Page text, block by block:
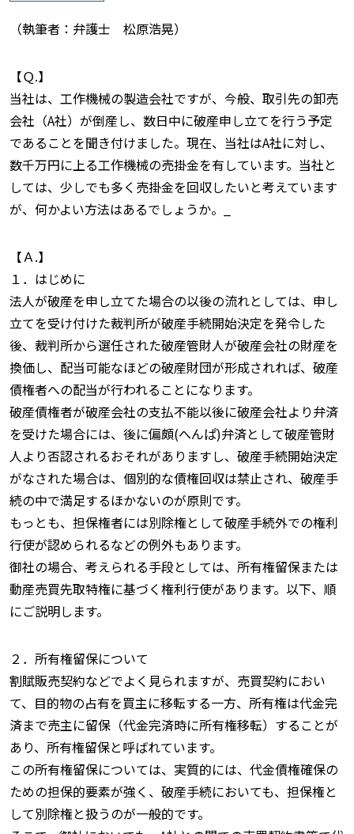
（執筆者：弁護士 松原浩晃）
【Ｑ.】
当社は、工作機械の製造会社ですが、今般、取引先の卸売
会社（A社）が倒産し、数日中に破産申し立てを行う予定
であることを聞き付けました。現在、当社はA社に対し、
数千万円に上る工作機械の売掛金を有しています。当社と
しては、少しでも多く売掛金を回収したいと考えています
が、何かよい方法はあるでしょうか。_
【Ａ.】
１．はじめに
法人が破産を申し立てた場合の以後の流れとしては、申し
立てを受け付けた裁判所が破産手続開始決定を発令した
後、裁判所から選任された破産管財人が破産会社の財産を
換価し、配当可能なほどの破産財団が形成されれば、破産
債権者への配当が行われることになります。
破産債権者が破産会社の支払不能以後に破産会社より弁済
を受けた場合には、後に偏頗(へんぱ)弁済として破産管財
人より否認されるおそれがありますし、破産手続開始決定
がなされた場合は、個別的な債権回収は禁止され、破産手
続の中で満足するほかないのが原則です。
もっとも、担保権者には別除権として破産手続外での権利
行使が認められるなどの例外もあります。
御社の場合、考えられる手段としては、所有権留保または
動産売買先取特権に基づく権利行使があります。以下、順
にご説明します。
２．所有権留保について
割賦販売契約などでよく見られますが、売買契約におい
て、目的物の占有を買主に移転する一方、所有権は代金完
済まで売主に留保（代金完済時に所有権移転）することが
あり、所有権留保と呼ばれています。
この所有権留保については、実質的には、代金債権確保の
ための担保的要素が強く、破産手続においても、担保権と
して別除権と扱うのが一般的です。